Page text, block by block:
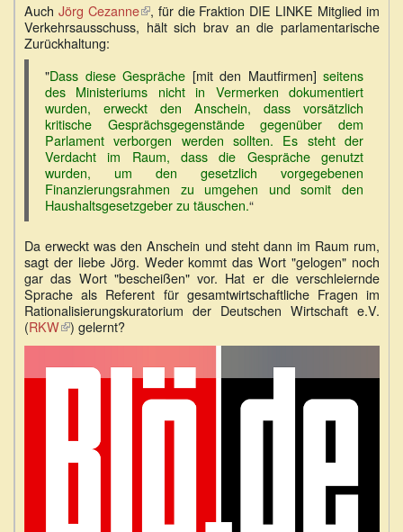
Auch Jörg Cezanne(Link
ist
, für die Fraktion DIE LINKE Mitglied im
Verkehrsausschuss, hält sich brav an die parlamentarische
Zurückhaltung:
"Dass diese Gespräche [mit den Mautfirmen] seitens
des Ministeriums nicht in Vermerken dokumentiert
wurden, erweckt den Anschein, dass vorsätzlich
kritische Gesprächsgegenstände gegenüber dem
Parlament verborgen werden sollten. Es steht der
Verdacht im Raum, dass die Gespräche genutzt
wurden, um den gesetzlich vorgegebenen
Finanzierungsrahmen zu umgehen und somit den
Haushaltsgesetzgeber zu täuschen.“
Da erweckt was den Anschein und steht dann im Raum rum,
sagt der liebe Jörg. Weder kommt das Wort "gelogen" noch
gar das Wort "bescheißen" vor. Hat er die verschleiernde
Sprache als Referent für gesamtwirtschaftliche Fragen im
Rationalisierungskuratorium der Deutschen Wirtschaft e.V.
(RKW(Link
ist
) gelernt?